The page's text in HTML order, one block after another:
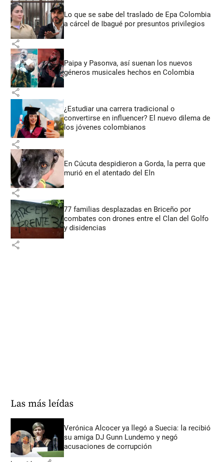
Lo que se sabe del traslado de Epa Colombia
a cárcel de Ibagué por presuntos privilegios
share
Paipa y Pasonva, así suenan los nuevos
géneros musicales hechos en Colombia
share
¿Estudiar una carrera tradicional o
convertirse en influencer? El nuevo dilema de
los jóvenes colombianos
share
En Cúcuta despidieron a Gorda, la perra que
murió en el atentado del Eln
share
77 familias desplazadas en Briceño por
combates con drones entre el Clan del Golfo
y disidencias
share
Las más leídas
Verónica Alcocer ya llegó a Suecia: la recibió
su amiga DJ Gunn Lundemo y negó
acusaciones de corrupción